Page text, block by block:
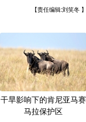
【责任编辑:刘笑冬 】
干旱影响下的肯尼亚马赛
马拉保护区